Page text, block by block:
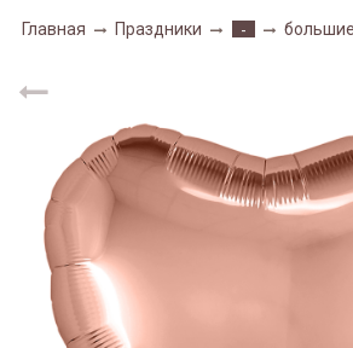
Главная Праздники -